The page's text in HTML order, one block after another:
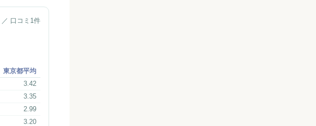
／ 口コミ1件
東京都平均
3.42
3.35
2.99
3.20